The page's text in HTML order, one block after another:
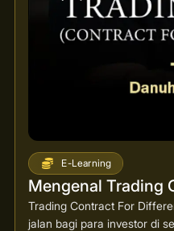
E-Learning
Mengenal Trading
Trading Contract For
jalan bagi para investor di